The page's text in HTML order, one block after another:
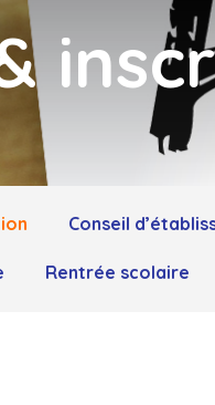
Conseil
Rentrée scolaire